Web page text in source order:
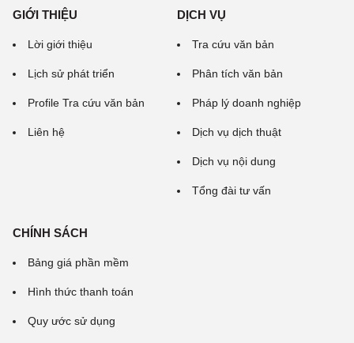
GIỚI THIỆU
Lời giới thiệu
Lịch sử phát triển
Profile Tra cứu văn bản
Liên hệ
DỊCH VỤ
Tra cứu văn bản
Phân tích văn bản
Pháp lý doanh nghiệp
Dịch vụ dịch thuật
Dịch vụ nội dung
Tổng đài tư vấn
CHÍNH SÁCH
Bảng giá phần mềm
Hình thức thanh toán
Quy ước sử dụng